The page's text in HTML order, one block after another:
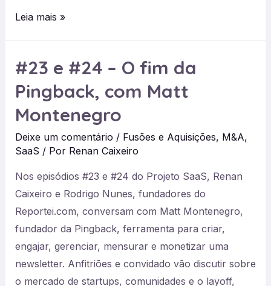
#25
design
para
SaaS
Leia mais »
#23 e #24 – O fim da
Pingback, com Matt
Montenegro
Deixe um comentário / Fusões e Aquisições, M&A,
SaaS / Por Renan Caixeiro
Nos episódios #23 e #24 do Projeto SaaS, Renan
Caixeiro e Rodrigo Nunes, fundadores do
⁠Reportei.com⁠, conversam com Matt Montenegro,
fundador da Pingback, ferramenta para criar,
engajar, gerenciar, mensurar e monetizar uma
newsletter. Anfitriões e convidado vão discutir sobre
o mercado de startups, comunidades e o layoff,